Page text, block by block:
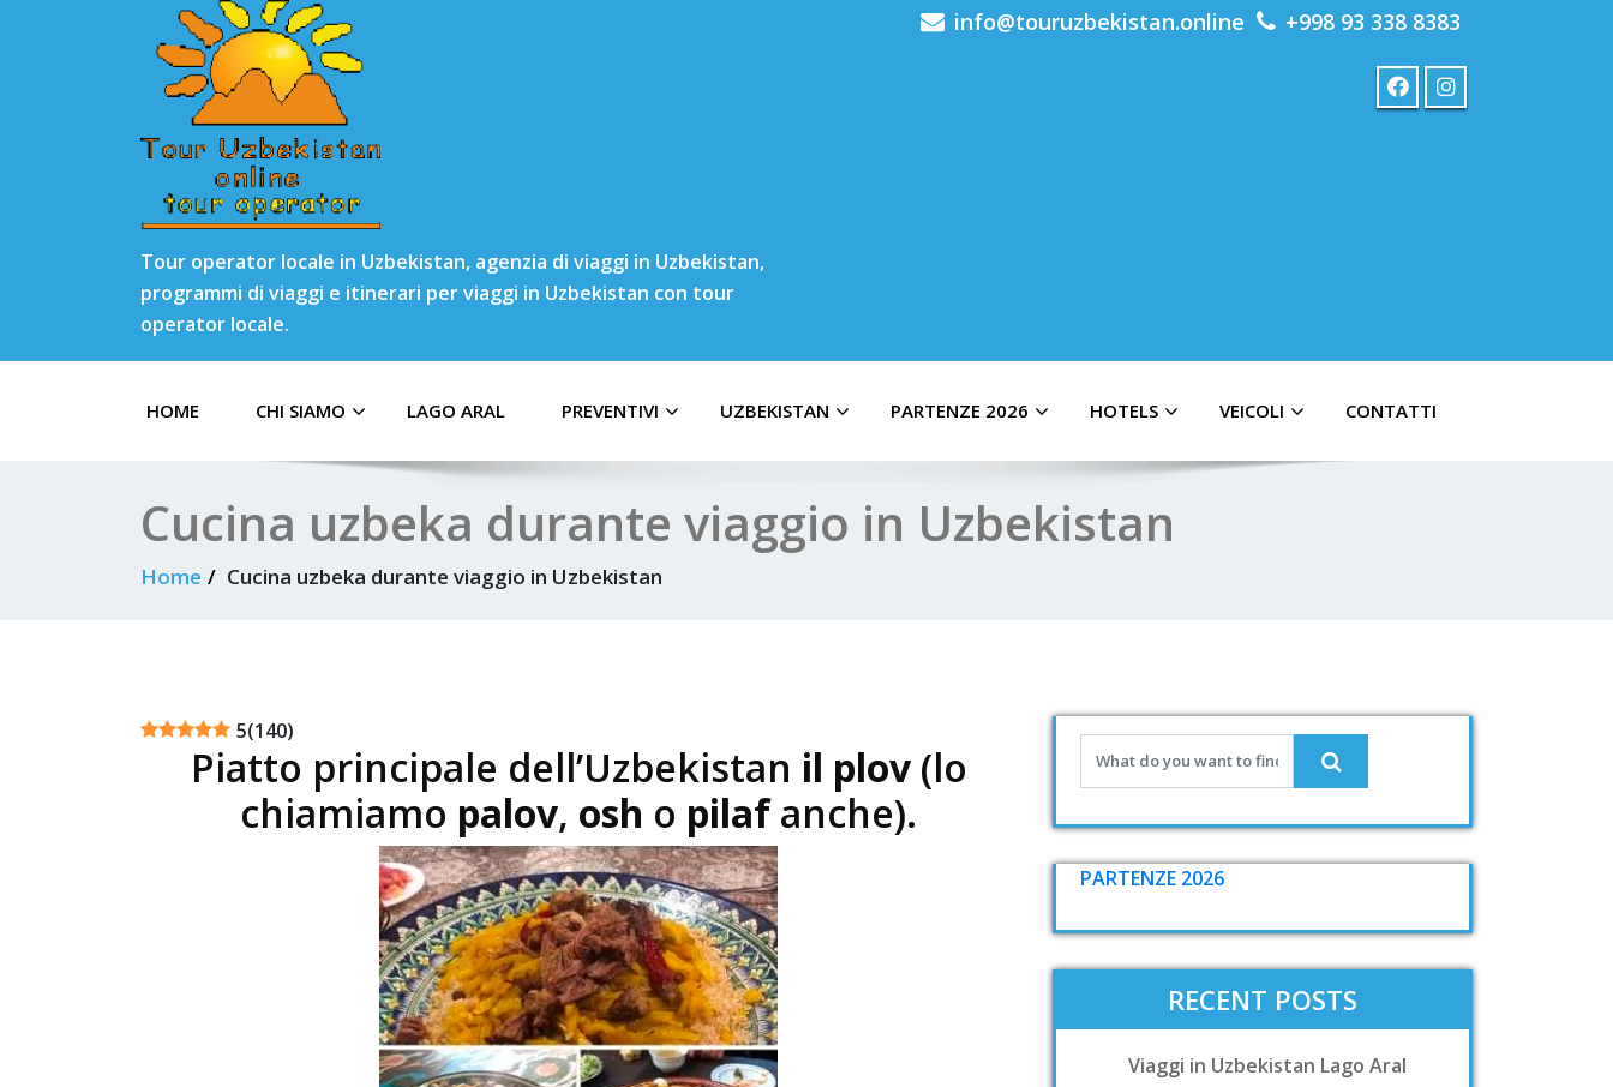
Tour operator locale in Uzbekistan, agenzia di viaggi in Uzbekistan,
programmi di viaggi e itinerari per viaggi in Uzbekistan con tour
operator locale.
info@touruzbekistan.online +998 93 338 8383
HOME CHI SIAMO LAGO ARAL PREVENTIVI UZBEKISTAN PARTENZE 2026 HOTELS VEICOLI CONTATTI
Cucina uzbeka durante viaggio in Uzbekistan
Home Cucina uzbeka durante viaggio in Uzbekistan
5(140)
Piatto principale dell’Uzbekistan il plov(lo
chiamiamo palov, osh o pilafanche).
PARTENZE 2026
RECENT POSTS
Viaggi in Uzbekistan Lago Aral